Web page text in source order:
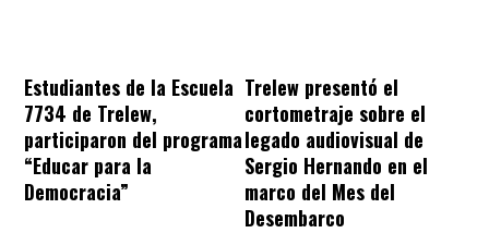
Estudiantes de la Escuela
7734 de Trelew,
participaron del programa
“Educar para la
Democracia”
Trelew presentó el
cortometraje sobre el
legado audiovisual de
Sergio Hernando en el
marco del Mes del
Desembarco